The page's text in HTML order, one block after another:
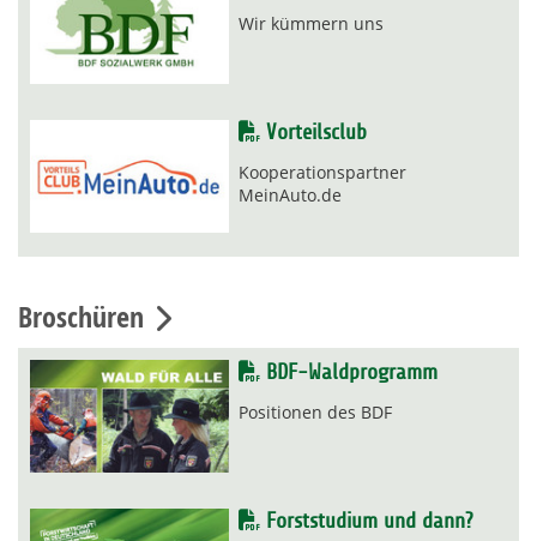
Wir kümmern uns
Vorteilsclub
Kooperationspartner
MeinAuto.de
Broschüren
BDF-Waldprogramm
Positionen des BDF
Forststudium und dann?